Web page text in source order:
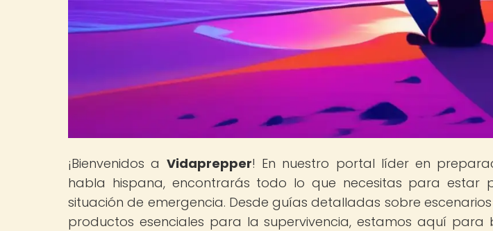
¡Bienvenidos a Vidaprepper! En nuestro portal líder en
habla hispana, encontrarás todo lo que necesitas para estar
situación de emergencia. Desde guías detalladas sobre
productos esenciales para la supervivencia, estamos aquí